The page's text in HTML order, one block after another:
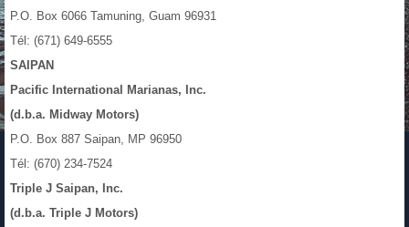
P.O. Box 6066 Tamuning, Guam 96931
Tél: (671) 649-6555
SAIPAN
Pacific International Marianas, Inc.
(d.b.a. Midway Motors)
P.O. Box 887 Saipan, MP 96950
Tél: (670) 234-7524
Triple J Saipan, Inc.
(d.b.a. Triple J Motors)